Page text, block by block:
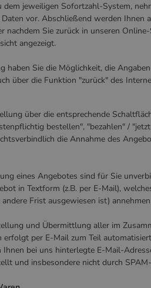
jeweiligen Sofortzahl-System,
vor. Abschließend werden Ihnen
nachdem Sie zurück in unseren
angezeigt.
haben Sie die Möglichkeit, die
über die Funktion "zurück" des
über die entsprechende
bestellen", "bezahlen" /
die Annahme des
eines Angebotes sind für Sie
in Textform (z.B. per E-Mail),
Frist ausgewiesen ist)
und Übermittlung aller im
per E-Mail zum Teil
Ihnen bei uns hinterlegte E-Mail-
und insbesondere nicht durch